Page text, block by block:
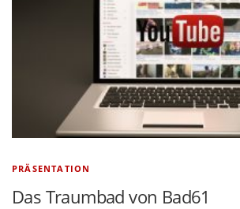
PRÄSENTATION
Das Traumbad von Bad61